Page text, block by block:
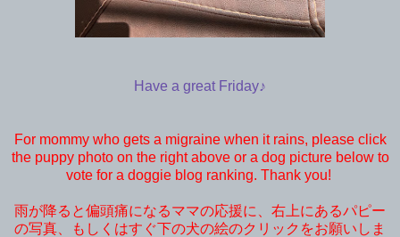
Have a great Friday♪
For mommy who gets a migraine when it rains, please click
the puppy photo on the right above or a dog picture below to
vote for a doggie blog ranking. Thank you!
雨が降ると偏頭痛になるママの応援に、右上にあるパピー
の写真、もしくはすぐ下の犬の絵のクリックをお願いしま